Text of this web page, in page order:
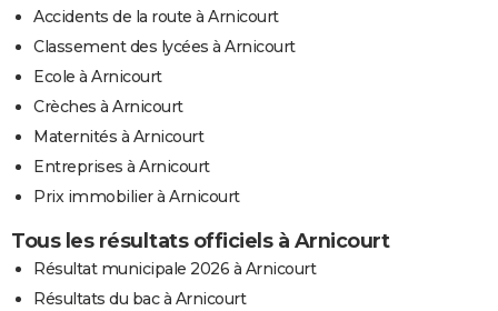
Accidents de la route à Arnicourt
Classement des lycées à Arnicourt
Ecole à Arnicourt
Crèches à Arnicourt
Maternités à Arnicourt
Entreprises à Arnicourt
Prix immobilier à Arnicourt
Tous les résultats officiels à Arnicourt
Résultat municipale 2026 à Arnicourt
Résultats du bac à Arnicourt